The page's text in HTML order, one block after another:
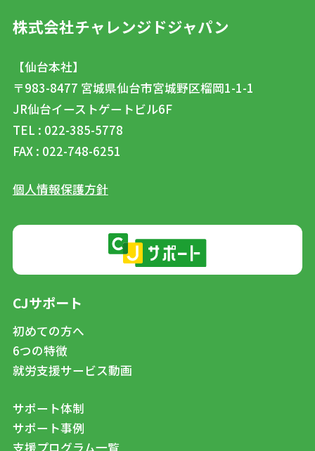
株式会社チャレンジドジャパン
【仙台本社】
〒983-8477 宮城県仙台市宮城野区榴岡1-1-1
JR仙台イーストゲートビル6F
TEL : 022-385-5778
FAX : 022-748-6251
個人情報保護方針
CJサポート
初めての方へ
6つの特徴
就労支援サービス動画
サポート体制
サポート事例
支援プログラム一覧